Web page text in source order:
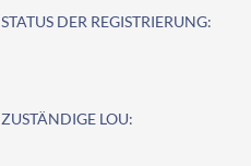
STATUS DER REGISTRIERUNG:
ZUSTÄNDIGE LOU: